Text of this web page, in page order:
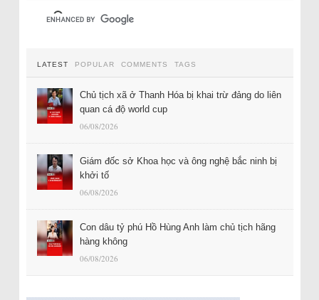
LATEST POPULAR COMMENTS TAGS
Chủ tịch xã ở Thanh Hóa bị khai trừ đảng do liên
quan cá độ world cup
06/08/2026
Giám đốc sở Khoa học và ông nghệ bắc ninh bị
khởi tố
06/08/2026
Con dâu tỷ phú Hồ Hùng Anh làm chủ tịch hãng
hàng không
06/08/2026